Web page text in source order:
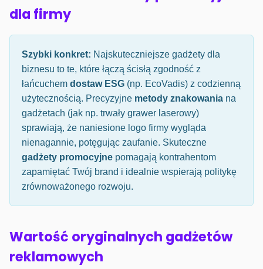
dla firmy
Szybki konkret: Najskuteczniejsze gadżety dla
biznesu to te, które łączą ścisłą zgodność z
łańcuchem dostaw ESG (np. EcoVadis) z codzienną
użytecznością. Precyzyjne metody znakowania na
gadżetach (jak np. trwały grawer laserowy)
sprawiają, że naniesione logo firmy wygląda
nienagannie, potęgując zaufanie. Skuteczne
gadżety promocyjne pomagają kontrahentom
zapamiętać Twój brand i idealnie wspierają politykę
zrównoważonego rozwoju.
Wartość oryginalnych gadżetów
reklamowych